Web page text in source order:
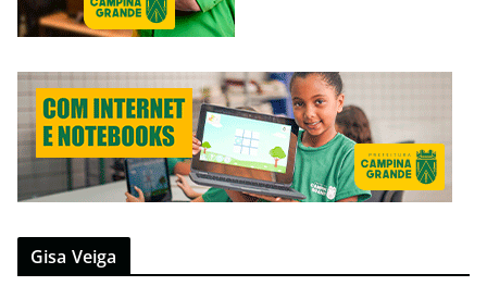
Gisa Veiga